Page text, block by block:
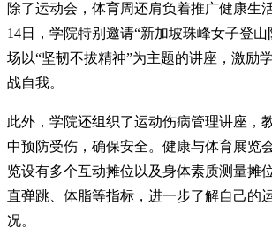
除了运动会，体育周还肩负着推广健康生
14日，学院特别邀请“新加坡珠峰女子登
场以“坚韧不拔精神”为主题的讲座，激励
战自我。
此外，学院还组织了运动伤病管理讲座，
中预防受伤，确保安全。健康与体育展览
览设有多个互动摊位以及身体素质测量摊
直弹跳、体脂等指标，进一步了解自己的
况。